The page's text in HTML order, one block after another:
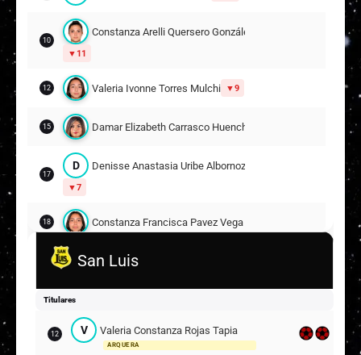
10
Constanza Arelli Quersero González
11
12 Valeria Ivonne Torres Mulchi 9
15 Damar Elizabeth Carrasco Huenchuleo
17
D Denisse Anastasia Uribe Albornoz
7
18 Constanza Francisca Pavez Vega
Ana Karina Gómez Coa
13
Suplentes
San Luis
Titulares
12 V Valeria Constanza Rojas Tapia
ARQUERA